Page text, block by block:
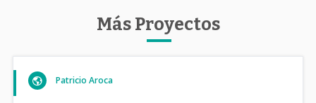
Más Proyectos
Patricio Aroca